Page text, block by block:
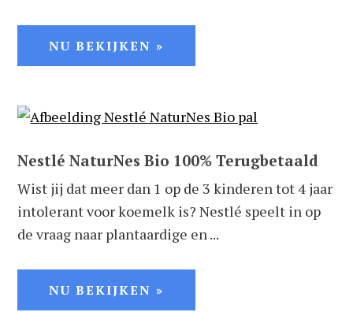
NU BEKIJKEN »
Nestlé NaturNes Bio 100% Terugbetaald
Wist jij dat meer dan 1 op de 3 kinderen tot 4 jaar
intolerant voor koemelk is? Nestlé speelt in op
de vraag naar plantaardige en ...
NU BEKIJKEN »